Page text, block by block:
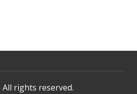
rights reserved.